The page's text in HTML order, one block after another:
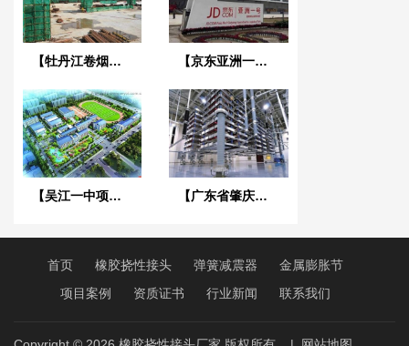
【牡丹江卷烟厂冷却塔系统】橡胶接头合同 【京东亚洲一号潍坊项目】橡胶接头合同
【吴江一中项目】吊式减震器合同 【广东省肇庆换流站项目】橡胶接头合同
首页 橡胶挠性接头 弹簧减震器
金属膨胀节
项目案例
资质证书 行业新闻 联系我们